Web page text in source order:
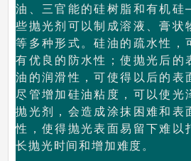
油、三官能的硅树脂和有机
些抛光剂可以制成溶液、膏状
等多种形式。硅油的疏水性，
有优良的防水性；使抛光后的
油的润滑性，可使得以后的表
尽管增加硅油粘度，可以使光
抛光剂，会造成涂抹困难和表
性，使得抛光表面易留下难以
长抛光时间和增加难度。